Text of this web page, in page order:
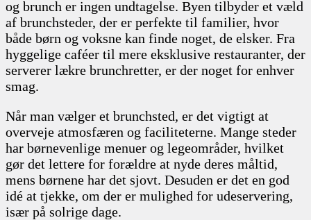
og brunch er ingen undtagelse. Byen tilbyder et væld
af brunchsteder, der er perfekte til familier, hvor
både børn og voksne kan finde noget, de elsker. Fra
hyggelige caféer til mere eksklusive restauranter, der
serverer lækre brunchretter, er der noget for enhver
smag.
Når man vælger et brunchsted, er det vigtigt at
overveje atmosfæren og faciliteterne. Mange steder
har børnevenlige menuer og legeområder, hvilket
gør det lettere for forældre at nyde deres måltid,
mens børnene har det sjovt. Desuden er det en god
idé at tjekke, om der er mulighed for udeservering,
især på solrige dage.